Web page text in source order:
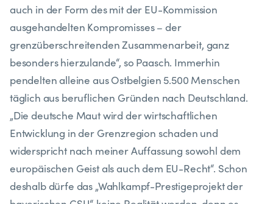
auch in der Form des mit der EU-Kommission
ausgehandelten Kompromisses – der
grenzüberschreitenden Zusammenarbeit, ganz
besonders hierzulande“, so Paasch. Immerhin
pendelten alleine aus Ostbelgien 5.500 Menschen
täglich aus beruflichen Gründen nach Deutschland.
„Die deutsche Maut wird der wirtschaftlichen
Entwicklung in der Grenzregion schaden und
widerspricht nach meiner Auffassung sowohl dem
europäischen Geist als auch dem EU-Recht“. Schon
deshalb dürfe das „Wahlkampf-Prestigeprojekt der